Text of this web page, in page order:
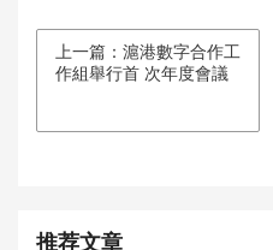
上一篇：滬港數字合作工
作組舉行首 次年度會議
推荐文章